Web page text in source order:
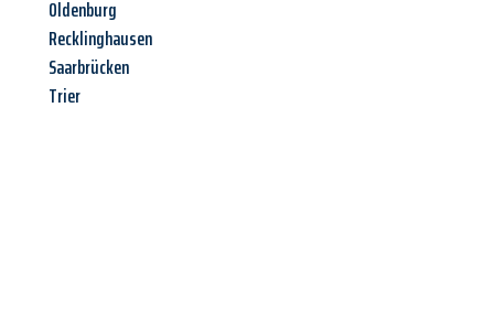
Oldenburg
Recklinghausen
Saarbrücken
Trier